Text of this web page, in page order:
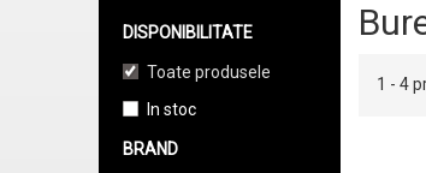
DISPONIBILITATE
Toate produsele
In stoc
BRAND
1 - 4